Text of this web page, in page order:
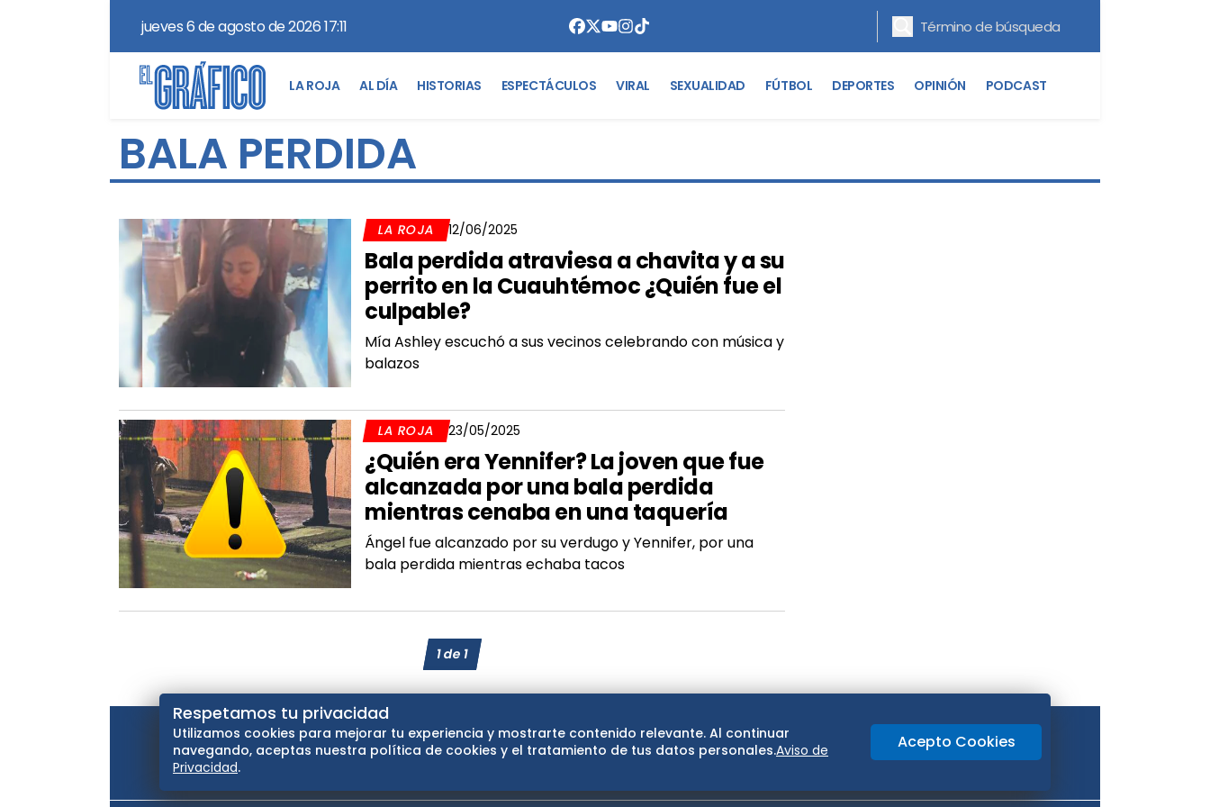
jueves 6 de agosto de 2026 17:11
LA ROJA AL DÍA HISTORIAS ESPECTÁCULOS VIRAL SEXUALIDAD FÚTBOL DEPORTES OPINIÓN PODCAST
BALA PERDIDA
LA ROJA 12/06/2025
Bala perdida atraviesa a chavita y a su
perrito en la Cuauhtémoc ¿Quién fue el
culpable?
Mía Ashley escuchó a sus vecinos celebrando con música y
balazos
LA ROJA 23/05/2025
¿Quién era Yennifer? La joven que fue
alcanzada por una bala perdida
mientras cenaba en una taquería
Ángel fue alcanzado por su verdugo y Yennifer, por una
bala perdida mientras echaba tacos
1de1
Respetamos tu privacidad
Utilizamos cookies para mejorar tu experiencia y mostrarte contenido relevante. Al continuar
navegando, aceptas nuestra política de cookies y el tratamiento de tus datos personales.Aviso de
Privacidad.
Acepto Cookies